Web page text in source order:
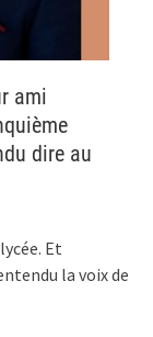
ami
dire au
Et
la voix de